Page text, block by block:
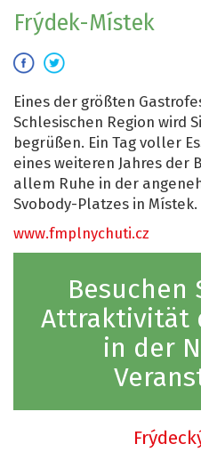
Frýdek-Místek
Eines der größten
Schlesischen Region wird
begrüßen. Ein Tag voller
eines weiteren Jahres der
allem Ruhe in der
Svobody-Platzes in Místek.
www.fmplnychuti.cz
Besuchen
Attraktivität
in der